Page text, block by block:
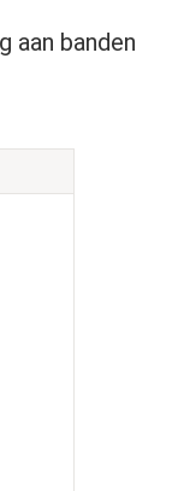
aan banden